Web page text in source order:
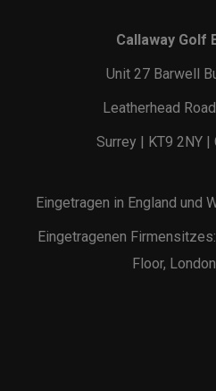
Callaway Golf
Unit 27 Barwell
Leatherhead
Surrey | KT9 2NY |
Eingetragen in England und
Eingetragenen
Floor,